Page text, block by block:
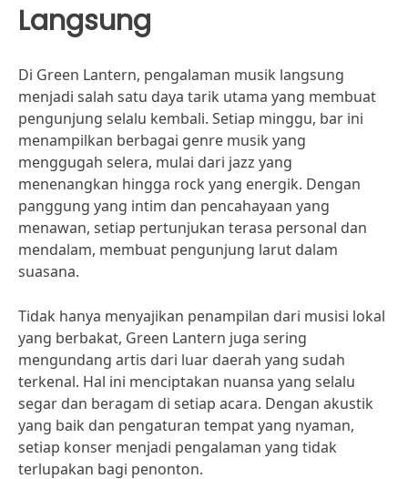
Langsung
Di Green Lantern, pengalaman musik langsung
menjadi salah satu daya tarik utama yang membuat
pengunjung selalu kembali. Setiap minggu, bar ini
menampilkan berbagai genre musik yang
menggugah selera, mulai dari jazz yang
menenangkan hingga rock yang energik. Dengan
panggung yang intim dan pencahayaan yang
menawan, setiap pertunjukan terasa personal dan
mendalam, membuat pengunjung larut dalam
suasana.
Tidak hanya menyajikan penampilan dari musisi lokal
yang berbakat, Green Lantern juga sering
mengundang artis dari luar daerah yang sudah
terkenal. Hal ini menciptakan nuansa yang selalu
segar dan beragam di setiap acara. Dengan akustik
yang baik dan pengaturan tempat yang nyaman,
setiap konser menjadi pengalaman yang tidak
terlupakan bagi penonton.